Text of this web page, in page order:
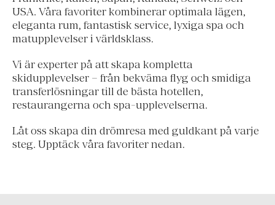
USA. Våra favoriter kombinerar optimala lägen,
eleganta rum, fantastisk service, lyxiga spa och
matupplevelser i världsklass.
Vi är experter på att skapa kompletta
skidupplevelser – från bekväma flyg och smidiga
transferlösningar till de bästa hotellen,
restaurangerna och spa-upplevelserna.
Låt oss skapa din drömresa med guldkant på varje
steg. Upptäck våra favoriter nedan.